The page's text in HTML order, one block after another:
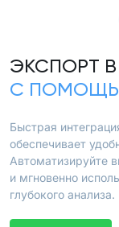
ЭКСПОРТ В
С
Быстрая
обеспечивает
Автоматизируйте
и мгновенно
глубокого анализа.